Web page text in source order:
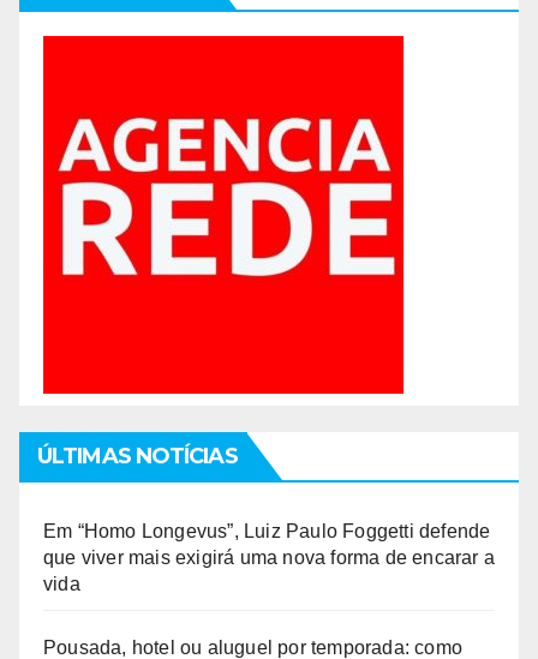
ÚLTIMAS NOTÍCIAS
Em “Homo Longevus”, Luiz Paulo Foggetti defende
que viver mais exigirá uma nova forma de encarar a
vida
Pousada, hotel ou aluguel por temporada: como